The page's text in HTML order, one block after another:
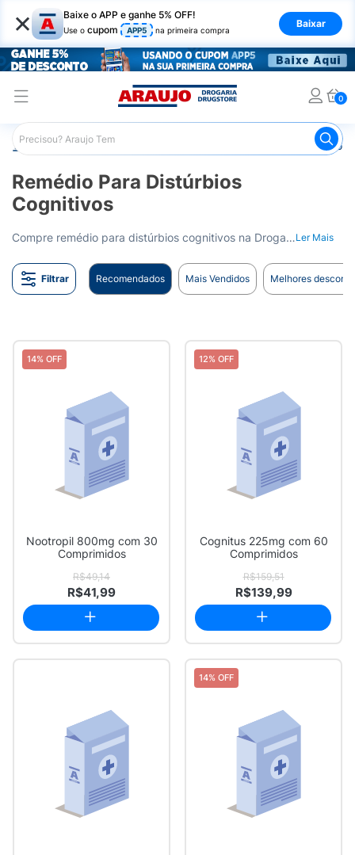
× Baixe o APP e ganhe 5% OFF!
Use o cupom APP5 na primeira compra
Baixar
0
Araujo Medicamentos Remédio para Sistema Nervoso
Remédio Para Distúrbios
Cognitivos
Compre remédio para distúrbios cognitivos na Drogaria Araujo. Melhore a cognição e memória com nossas opções de medicamentos. Entrega para todo o Brasil.Ler Mais
Filtrar Recomendados Mais Vendidos Melhores
14% OFF
Nootropil 800mg com 30
Comprimidos
R$49,14
R$41,99
12% OFF
Cognitus 225mg com 60
Comprimidos
R$159,51
R$139,99
14% OFF